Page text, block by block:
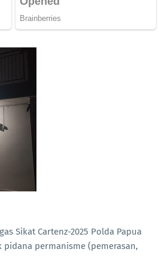
Sikat Cartenz-2025 Polda Papua
permanisme (pemerasan,